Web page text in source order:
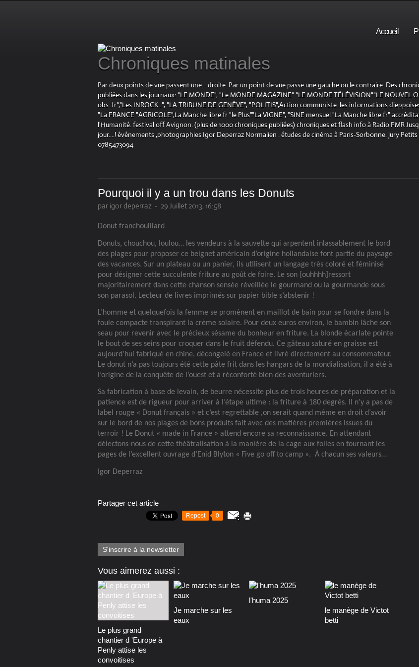
Accueil
Chroniques matinales
Par deux points de vue passent une ...droite. Par un point de vue passe une gauche ou le contraire. Des
publiées dans les journaux: "LE MONDE", "Le MONDE MAGAZINE" "LE MONDE TÉLÉVISION""LE NOUVEL
obs .fr","Les INROCK...", "LA TRIBUNE DE GENÈVE", "POLITIS",Action communiste .les informations
"La FRANCE "AGRICOLE",La Manche libre.fr "le Plus"."La VIGNE", "SINE mensuel "La Manche libre.fr"
l'Humanité. festival off Avignon. (plus de 1000 chroniques publiées) chroniques et flash info à Radio FMR
jour....! événements ,photographies Igor Deperraz Normalien . études de cinéma à Paris-Sorbonne. jury
0785473094
Pourquoi il y a un trou dans les Donuts
par igor deperraz - 29 Juillet 2013, 16:58
Donut franchouillard
Donuts, chouchou, loulou… les vendeurs à la sauvette qui arpentent inlassablement le bord
des plages pour proposer ce beignet américain d’origine hollandaise font partie du paysage
des vacances. Sur un plateau ou un panier, ils utilisent un langage très coloré et féminisé
pour désigner cette succulente friture au goût de foire. Le son {ouhhhh]ressort
majoritairement dans cette chanson sensée réveillée le gourmand ou la gourmande sous
son parasol. Lecteur de livres imprimés sur papier bible s’abstenir !
L’homme et quelquefois la femme se promènent en maillot de bain pour se fondre dans la
foule compacte transpirant la crème solaire. Pour deux euros environ, le bambin lâche son
seau pour revenir avec le précieux sésame du bonheur en friture. La blonde écarlate pointe
le bout de ses seins pour croquer dans le fruit défendu. Ce gâteau saturé en graisse est
aujourd’hui fabriqué en chine, décongelé en France et livré directement au consommateur.
Le donut n’a pas toujours été cette pâte frit dans les hangars de la mondialisation, il a été à
l’origine de la conquête de l’ouest et a réconforté bien des aventuriers.
Sa fabrication à base de levain, de beurre nécessite plus de trois heures de préparation et la
patience est de rigueur pour arriver à l’étape ultime : la friture à 180 degrés. Il n’y a pas de
label rouge « Donut français » et c’est regrettable ,on serait quand même en droit d’avoir
sur le bord de nos plages de bons produits fait avec des matières premières issues du
terroir ! Le Donut « made in France » attend encore sa reconnaissance. En attendant
délectons-nous de cette théâtralisation à la manière de la cage aux folles en tournant les
pages de l’excellent ouvrage d’Enid Blyton « Five go off to camp ». À chacun ses valeurs…
Igor Deperraz
Partager cet article
Repost 0
S'inscrire à la newsletter
Vous aimerez aussi :
Le plus grand
chantier d 'Europe à
Penly attise les
convoitises
Je marche sur les
eaux
l'huma 2025
le manège de Victot
betti